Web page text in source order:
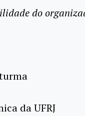
do
da UFRJ